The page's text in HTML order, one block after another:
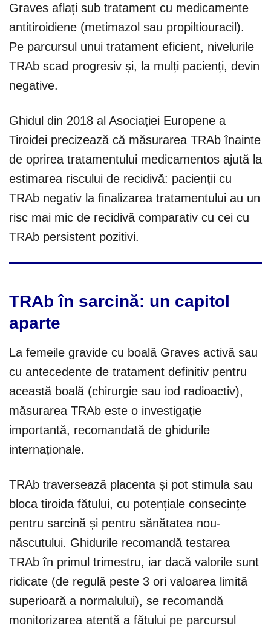
Graves aflați sub tratament cu medicamente
antitiroidiene (metimazol sau propiltiouracil).
Pe parcursul unui tratament eficient, nivelurile
TRAb scad progresiv și, la mulți pacienți, devin
negative.
Ghidul din 2018 al Asociației Europene a
Tiroidei precizează că măsurarea TRAb înainte
de oprirea tratamentului medicamentos ajută la
estimarea riscului de recidivă: pacienții cu
TRAb negativ la finalizarea tratamentului au un
risc mai mic de recidivă comparativ cu cei cu
TRAb persistent pozitivi.
TRAb în sarcină: un capitol
aparte
La femeile gravide cu boală Graves activă sau
cu antecedente de tratament definitiv pentru
această boală (chirurgie sau iod radioactiv),
măsurarea TRAb este o investigație
importantă, recomandată de ghidurile
internaționale.
TRAb traversează placenta și pot stimula sau
bloca tiroida fătului, cu potențiale consecințe
pentru sarcină și pentru sănătatea nou-
născutului. Ghidurile recomandă testarea
TRAb în primul trimestru, iar dacă valorile sunt
ridicate (de regulă peste 3 ori valoarea limită
superioară a normalului), se recomandă
monitorizarea atentă a fătului pe parcursul